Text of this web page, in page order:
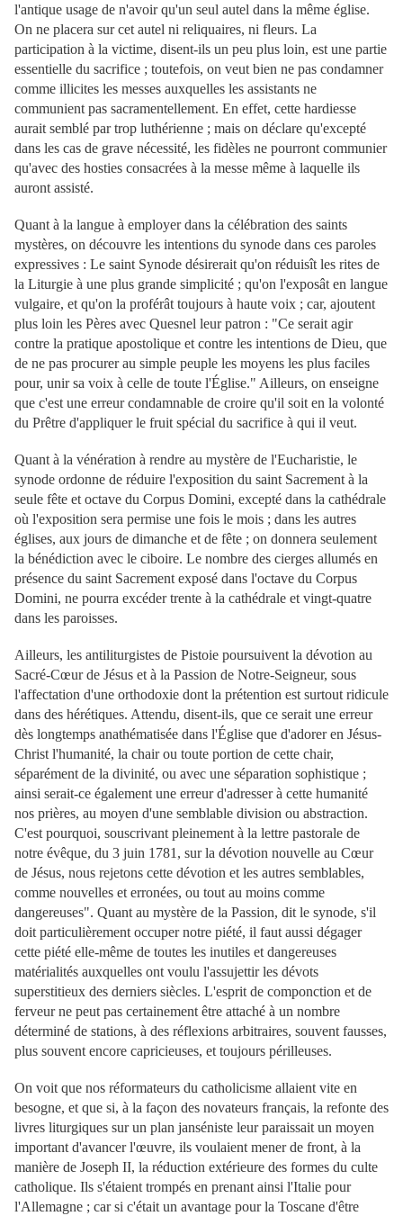
l'antique usage de n'avoir qu'un seul autel dans la même église.
On ne placera sur cet autel ni reliquaires, ni fleurs. La
participation à la victime, disent-ils un peu plus loin, est une partie
essentielle du sacrifice ; toutefois, on veut bien ne pas condamner
comme illicites les messes auxquelles les assistants ne
communient pas sacramentellement. En effet, cette hardiesse
aurait semblé par trop luthérienne ; mais on déclare qu'excepté
dans les cas de grave nécessité, les fidèles ne pourront communier
qu'avec des hosties consacrées à la messe même à laquelle ils
auront assisté.
Quant à la langue à employer dans la célébration des saints
mystères, on découvre les intentions du synode dans ces paroles
expressives : Le saint Synode désirerait qu'on réduisît les rites de
la Liturgie à une plus grande simplicité ; qu'on l'exposât en langue
vulgaire, et qu'on la proférât toujours à haute voix ; car, ajoutent
plus loin les Pères avec Quesnel leur patron : "Ce serait agir
contre la pratique apostolique et contre les intentions de Dieu, que
de ne pas procurer au simple peuple les moyens les plus faciles
pour, unir sa voix à celle de toute l'Église." Ailleurs, on enseigne
que c'est une erreur condamnable de croire qu'il soit en la volonté
du Prêtre d'appliquer le fruit spécial du sacrifice à qui il veut.
Quant à la vénération à rendre au mystère de l'Eucharistie, le
synode ordonne de réduire l'exposition du saint Sacrement à la
seule fête et octave du Corpus Domini, excepté dans la cathédrale
où l'exposition sera permise une fois le mois ; dans les autres
églises, aux jours de dimanche et de fête ; on donnera seulement
la bénédiction avec le ciboire. Le nombre des cierges allumés en
présence du saint Sacrement exposé dans l'octave du Corpus
Domini, ne pourra excéder trente à la cathédrale et vingt-quatre
dans les paroisses.
Ailleurs, les antiliturgistes de Pistoie poursuivent la dévotion au
Sacré-Cœur de Jésus et à la Passion de Notre-Seigneur, sous
l'affectation d'une orthodoxie dont la prétention est surtout ridicule
dans des hérétiques. Attendu, disent-ils, que ce serait une erreur
dès longtemps anathématisée dans l'Église que d'adorer en Jésus-
Christ l'humanité, la chair ou toute portion de cette chair,
séparément de la divinité, ou avec une séparation sophistique ;
ainsi serait-ce également une erreur d'adresser à cette humanité
nos prières, au moyen d'une semblable division ou abstraction.
C'est pourquoi, souscrivant pleinement à la lettre pastorale de
notre évêque, du 3 juin 1781, sur la dévotion nouvelle au Cœur
de Jésus, nous rejetons cette dévotion et les autres semblables,
comme nouvelles et erronées, ou tout au moins comme
dangereuses". Quant au mystère de la Passion, dit le synode, s'il
doit particulièrement occuper notre piété, il faut aussi dégager
cette piété elle-même de toutes les inutiles et dangereuses
matérialités auxquelles ont voulu l'assujettir les dévots
superstitieux des derniers siècles. L'esprit de componction et de
ferveur ne peut pas certainement être attaché à un nombre
déterminé de stations, à des réflexions arbitraires, souvent fausses,
plus souvent encore capricieuses, et toujours périlleuses.
On voit que nos réformateurs du catholicisme allaient vite en
besogne, et que si, à la façon des novateurs français, la refonte des
livres liturgiques sur un plan janséniste leur paraissait un moyen
important d'avancer l'œuvre, ils voulaient mener de front, à la
manière de Joseph II, la réduction extérieure des formes du culte
catholique. Ils s'étaient trompés en prenant ainsi l'Italie pour
l'Allemagne ; car si c'était un avantage pour la Toscane d'être